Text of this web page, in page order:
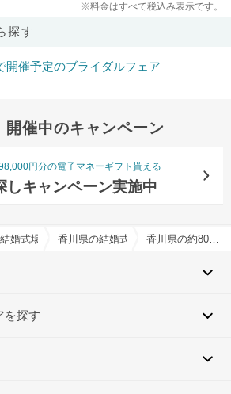
※料金はすべて税込み表示です。
探す
開催予定のブライダルフェア
開催中のキャンペーン
円分の電子マネーギフト貰える
しキャンペーン実施中
メ婚式場 香川県の結婚式場 香川県の約80人でおすすめの結婚式場・挙式会場一覧
を探す